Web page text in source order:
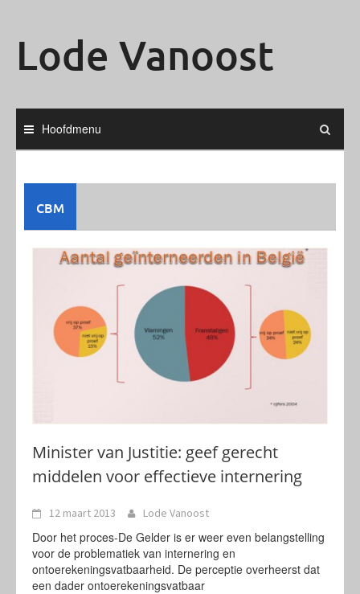
Lode Vanoost
Hoofdmenu
CBM
Minister van Justitie: geef gerecht
middelen voor effectieve internering
12 maart 2013 Lode Vanoost
Door het proces-De Gelder is er weer even belangstelling
voor de problematiek van internering en
ontoerekeningsvatbaarheid. De perceptie overheerst dat
een dader ontoerekeningsvatbaar